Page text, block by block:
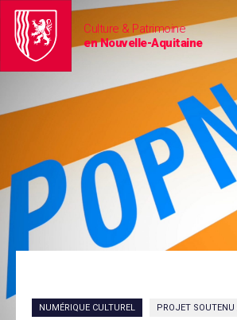
Culture & Patrimoine
en Nouvelle-Aquitaine
NUMÉRIQUE CULTUREL PROJET